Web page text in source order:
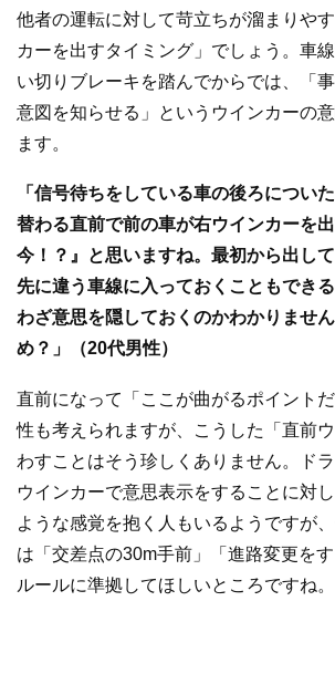
他者の運転に対して苛立ちが溜まりや
カーを出すタイミング」でしょう。車
い切りブレーキを踏んでからでは、「
意図を知らせる」というウインカーの
ます。
「信号待ちをしている車の後ろについ
替わる直前で前の車が右ウインカーを
今！？』と思いますね。最初から出して
先に違う車線に入っておくこともでき
わざ意思を隠しておくのかわかりませ
め？」（20代男性）
直前になって「ここが曲がるポイント
性も考えられますが、こうした「直前
わすことはそう珍しくありません。ド
ウインカーで意思表示をすることに対
ような感覚を抱く人もいるようですが
は「交差点の30m手前」「進路変更を
ルールに準拠してほしいところですね。